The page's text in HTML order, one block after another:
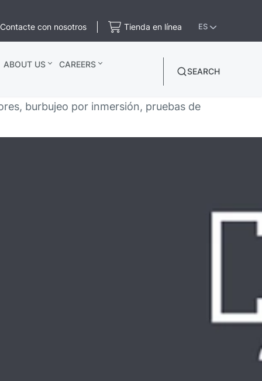
Contacte con nosotros Tienda en línea ES
ABOUT US CAREERS
SEARCH
burbujeo por inmersión, pruebas de